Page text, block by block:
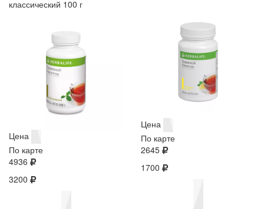
классический 100 г
Цена
По карте
4936
3200
Цена
По карте
2645
1700